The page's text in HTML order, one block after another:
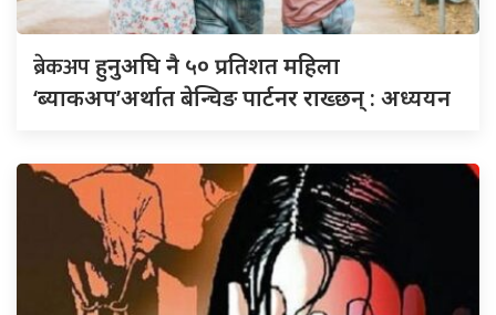
ब्रेकअपहुनुअघि नै ५० प्रतिशत महिला
‘ब्याकअप’अर्थात बेन्चिङ पार्टनर राख्छन् : अध्ययन